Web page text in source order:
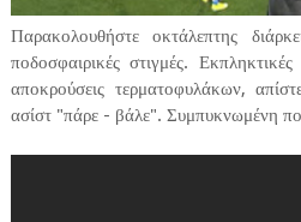
Παρακολουθήστε οκτάλεπτης
ποδοσφαιρικές στιγμές.
αποκρούσεις τερματοφυλάκων,
ασίστ "πάρε - βάλε". Συμπυκνωμένη